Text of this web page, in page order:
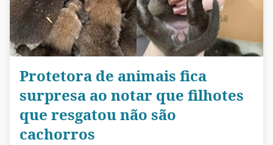
Protetora de animais fica
surpresa ao notar que filhotes
que resgatou não são
cachorros